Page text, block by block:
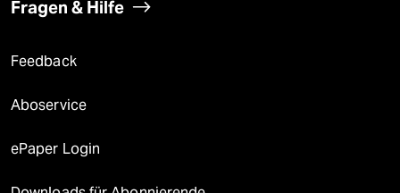
Fragen & Hilfe
Feedback
Aboservice
ePaper Login